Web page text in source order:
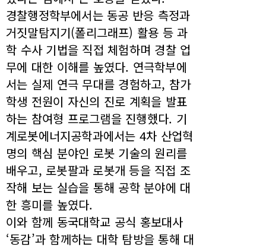
경찰행정학부에서는 동공 반응 측정과
거짓말탐지기(폴리그래프) 활용 등 과
학 수사 기법을 직접 체험하며 경찰 업
무에 대한 이해를 높였다. 연극학부에
서는 실제 연극 무대를 경험하고, 참가
학생 전원이 자신의 진로 계획을 발표
하는 참여형 프로그램을 진행했다. 기
계로봇에너지공학과에서는 4차 산업혁
명의 핵심 분야인 로봇 기술의 원리를
배우고, 로봇팔과 로봇개 등을 직접 조
작해 보는 실습을 통해 공학 분야에 대
한 흥미를 높였다.
이와 함께 동국대학교 공식 홍보대사
‘동감’과 함께하는 대학 탐방을 통해 대